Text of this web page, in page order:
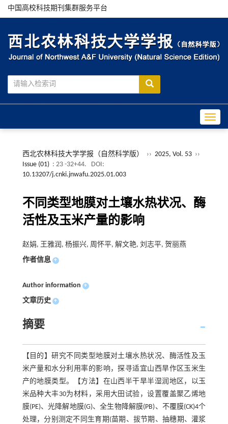
中国高校科技期刊集群服务平台
西北农林科技大学学报（自然科学版） ›› 2025, Vol. 53 ››
Issue (01) : 23 -32+44.
DOI:
10.13207/j.cnki.jnwafu.2025.01.003
不同类型地膜对土壤水热状况、酶
活性及玉米产量的影响
赵娟, 王雅润, 杨振兴, 周怀平, 解文艳, 刘志平, 贺丽燕
作者信息 +
Author information +
文章历史 +
摘要
【目的】研究不同类型地膜对土壤水热状况、酶活性及玉
米产量和水分利用率的影响，探寻适宜山西旱作区玉米生
产的地膜类型。【方法】在山西半干旱半湿润地区，以玉
米品种大丰30为材料，采用大田试验，设置覆盖聚乙烯地
膜(PE)、光降解地膜(G)、全生物降解膜(PB)、不覆膜(CK)4个
处理，分别测定不同生育期(苗期、拔节期、抽穗期、灌浆